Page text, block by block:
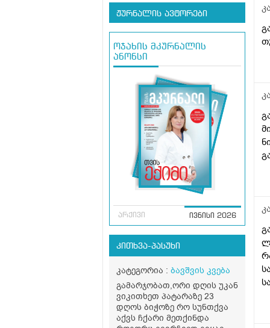
ჟურნალის ავტორები
ოჯახის მკურნალის
ანონსი
არქივი ივნისი 2026
კითხვა-პასუხი
კატეგორია : ბავშვის კვება
გამარჯობათ,ორი დღის უკან
ვიკითხეთ პატარაზე 23
დღოს ბიჭოზე რო სუნთქვა
აქვს ჩქარი მეთქინდა